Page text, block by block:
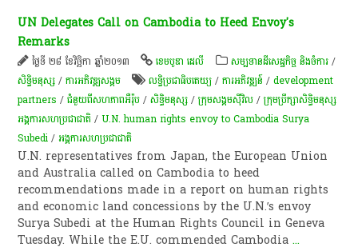
UN Delegates Call on Cambodia to Heed Envoy's
Remarks
ថ្ងៃទី ២៨ ខែវិច្ឆិកា ឆ្នាំ២០១៣ ខេមបូឌា ដេលី សម្បទានដីសេដ្ឋកិច្ច និងចំការ /
សិទ្ធិមនុស្ស /ការ​អភិវឌ្ឍ​សង្គម លទ្ធិប្រជាធិបតេយ្យ /ការអភិវឌ្ឍន៍ /development
partners /ជំនួយពីសហភាពអឺរ៉ុប /សិទ្ធិមនុស្ស /ក្រុម​សង្គម​ស៊ីវិល​ /ក្រុម​​​ប្រឹក្សាសិទ្ធិ​​​មនុស្ស​​​
អង្គការ​​​សហ​​​ប្រជាជាតិ​​​ /U.N. human rights envoy to Cambodia Surya
Subedi /អង្គការសហប្រជាជាតិ
U.N. representatives from Japan, the European Union
and Australia called on Cambodia to heed
recommendations made in a report on human rights
and economic land concessions by the U.N.’s envoy
Surya Subedi at the Human Rights Council in Geneva
Tuesday. While the E.U. commended Cambodia...